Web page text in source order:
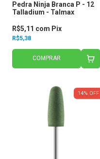
Pedra Ninja Branca P - 12
Talladium - Talmax
R$5,38
R$5,11 com Pix
COMPRAR
14% OFF